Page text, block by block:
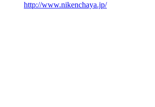
http://www.nikenchaya.jp/